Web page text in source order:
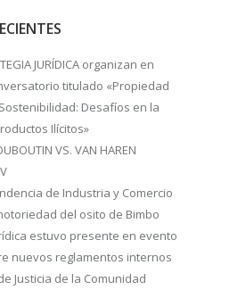
JURÍDICA organizan en
titulado «Propiedad
Desafíos en la
Ilícitos»
VS. VAN HAREN
de Industria y Comercio
del osito de Bimbo
estuvo presente en evento
nuevos reglamentos internos
Justicia de la Comunidad